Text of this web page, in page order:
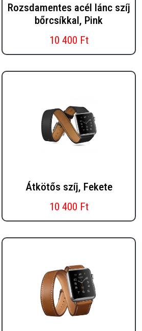
Rozsdamentes acél lánc szíj
bőrcsíkkal, Pink
10 400 Ft
Átkötős szíj, Fekete
10 400 Ft